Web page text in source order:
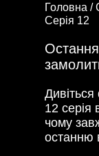
Головна /
Серія 12
12 серія
чому
останню